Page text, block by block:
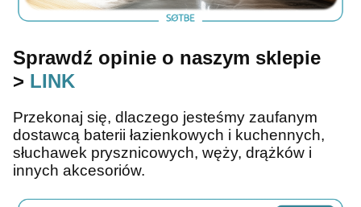
Sprawdź opinie o naszym sklepie
> LINK
Przekonaj się, dlaczego jesteśmy zaufanym
dostawcą baterii łazienkowych i kuchennych,
słuchawek prysznicowych, węży, drążków i
innych akcesoriów.